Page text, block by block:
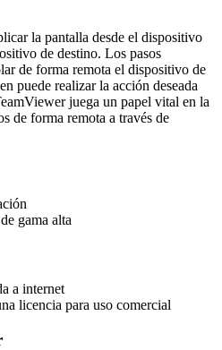
la pantalla desde el dispositivo
de destino. Los pasos
de forma remota el dispositivo de
puede realizar la acción deseada
juega un papel vital en la
de forma remota a través de
gama alta
a internet
licencia para uso comercial